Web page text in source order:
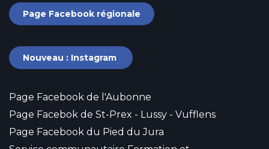
Page Facebook régionale
Nouveau : Instagram
Page Facebook de l'Aubonne
Page Facebok de St-Prex - Lussy - Vufflens
Page Facebook du Pied du Jura